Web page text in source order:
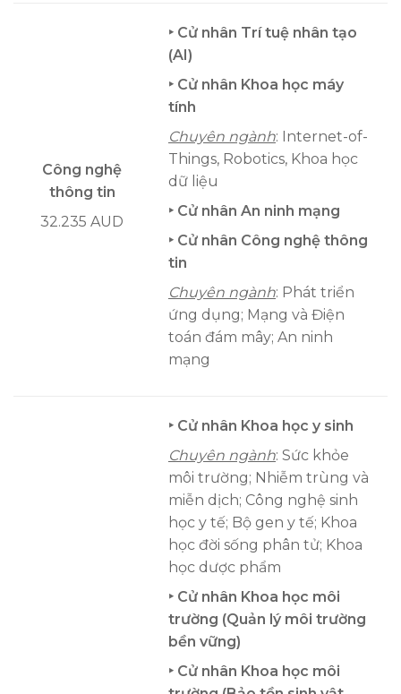
Công nghệ
thông tin
32.235 AUD
‣ Cử nhân Trí tuệ nhân tạo
(AI)
‣ Cử nhân Khoa học máy
tính
Chuyên ngành: Internet-of-
Things, Robotics, Khoa học
dữ liệu
‣ Cử nhân An ninh mạng
‣ Cử nhân Công nghệ thông
tin
Chuyên ngành: Phát triển
ứng dụng; Mạng và Điện
toán đám mây; An ninh
mạng
‣ Cử nhân Khoa học y sinh
Chuyên ngành: Sức khỏe
môi trường; Nhiễm trùng và
miễn dịch; Công nghệ sinh
học y tế; Bộ gen y tế; Khoa
học đời sống phân tử; Khoa
học dược phẩm
‣ Cử nhân Khoa học môi
trường (Quản lý môi trường
bền vững)
‣ Cử nhân Khoa học môi